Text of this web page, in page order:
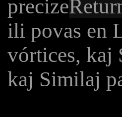
precize
ili povas en
vórtices, kaj
kaj Similaj